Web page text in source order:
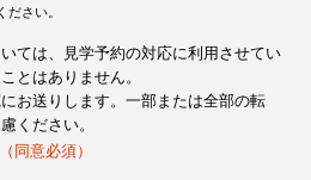
ださい。
ては、見学予約の対応に利用させてい
とはありません。
お送りします。一部または全部の転
ください。
（同意必須）